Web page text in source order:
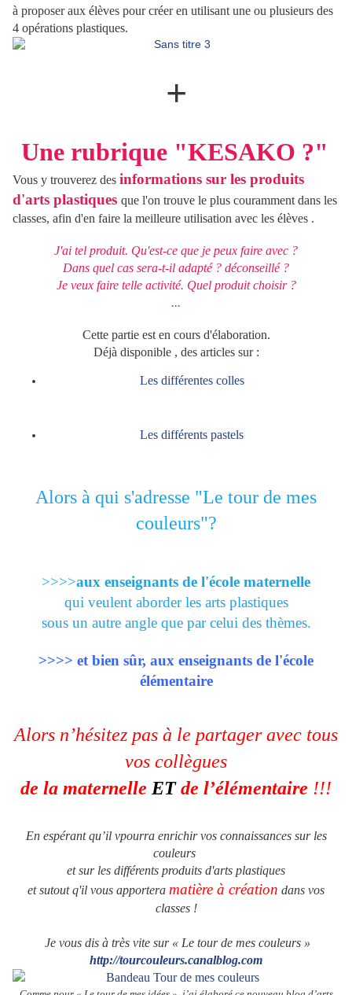
à proposer aux élèves pour créer en utilisant une ou plusieurs des
4 opérations plastiques.
+
Une rubrique "KESAKO ?"
Vous y trouverez des informations sur les produits
d'arts plastiques que l'on trouve le plus couramment dans les
classes, afin d'en faire la meilleure utilisation avec les élèves .
J'ai tel produit. Qu'est-ce que je peux faire avec ?
Dans quel cas sera-t-il adapté ? déconseillé ?
Je veux faire telle activité. Quel produit choisir ?
...
Cette partie est en cours d'élaboration.
Déjà disponible , des articles sur :
Les différentes colles
Les différents pastels
Alors à qui s'adresse "Le tour de mes
couleurs"?
>>>>aux enseignants de l'école maternelle
qui veulent aborder les arts plastiques
sous un autre angle que par celui des thèmes.
>>>> et bien sûr, aux enseignants de l'école
élémentaire
Alors n’hésitez pas à le partager avec tous
vos collègues
de la maternelle ETde l’élémentaire !!!
En espérant qu’il vpourra enrichir vos connaissances sur les
couleurs
et sur les différents produits d'arts plastiques
et sutout q'il vous apportera matière à création dans vos
classes !
Je vous dis à très vite sur « Le tour de mes couleurs »
http://tourcouleurs.canalblog.com